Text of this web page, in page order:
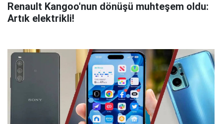
Renault Kangoo'nun dönüşü muhteşem oldu:
Artık elektrikli!